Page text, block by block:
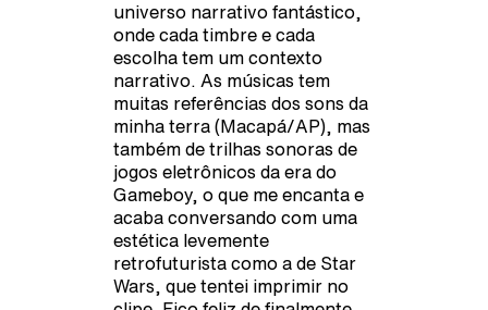
universo narrativo fantástico,
onde cada timbre e cada
escolha tem um contexto
narrativo. As músicas tem
muitas referências dos sons da
minha terra (Macapá/AP), mas
também de trilhas sonoras de
jogos eletrônicos da era do
Gameboy, o que me encanta e
acaba conversando com uma
estética levemente
retrofuturista como a de Star
Wars, que tentei imprimir no